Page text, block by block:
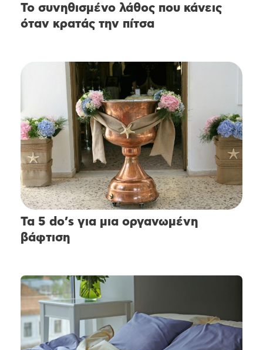
Το συνηθισμένο λάθος που κάνεις
όταν κρατάς την πίτσα
Τα 5 do’s για μια οργανωμένη
βάφτιση